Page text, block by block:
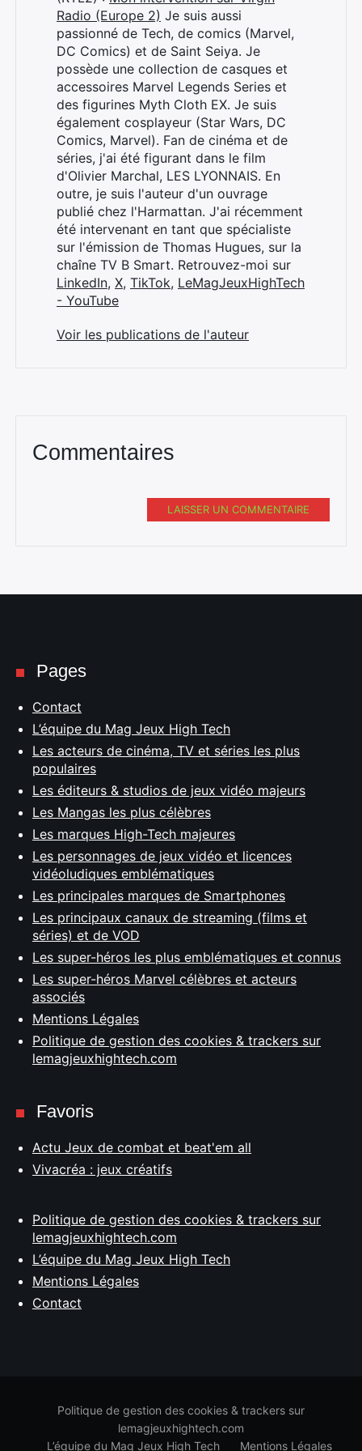
Radio (Europe 2) Je suis aussi
passionné de Tech, de comics (Marvel,
DC Comics) et de Saint Seiya. Je
possède une collection de casques et
accessoires Marvel Legends Series et
des figurines Myth Cloth EX. Je suis
également cosplayeur (Star Wars, DC
Comics, Marvel). Fan de cinéma et de
séries, j'ai été figurant dans le film
d'Olivier Marchal, LES LYONNAIS. En
outre, je suis l'auteur d'un ouvrage
publié chez l'Harmattan. J'ai récemment
été intervenant en tant que spécialiste
sur l'émission de Thomas Hugues, sur la
chaîne TV B Smart. Retrouvez-moi sur
LinkedIn, X, TikTok, LeMagJeuxHighTech
- YouTube
Voir les publications de l'auteur
Commentaires
LAISSER UN COMMENTAIRE
Pages
Contact
L’équipe du Mag Jeux High Tech
Les acteurs de cinéma, TV et séries les plus
populaires
Les éditeurs & studios de jeux vidéo majeurs
Les Mangas les plus célèbres
Les marques High-Tech majeures
Les personnages de jeux vidéo et licences
vidéoludiques emblématiques
Les principales marques de Smartphones
Les principaux canaux de streaming (films et
séries) et de VOD
Les super-héros les plus emblématiques et connus
Les super-héros Marvel célèbres et acteurs
associés
Mentions Légales
Politique de gestion des cookies & trackers sur
lemagjeuxhightech.com
Favoris
Actu Jeux de combat et beat'em all
Vivacréa : jeux créatifs
Politique de gestion des cookies & trackers sur
lemagjeuxhightech.com
L’équipe du Mag Jeux High Tech
Mentions Légales
Contact
Politique de gestion des cookies & trackers sur
lemagjeuxhightech.com
L’équipe du Mag Jeux High Tech
Mentions Légales